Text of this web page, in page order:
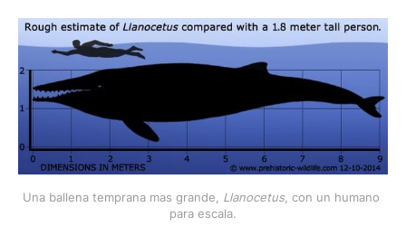
Una ballena temprana mas grande, Llanocetus , con un humano
para escala.